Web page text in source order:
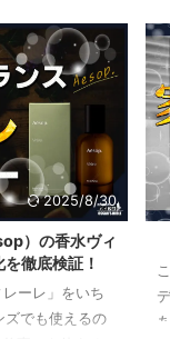
2025/8/30
）の香水ヴィ
徹底検証！
レ」をいち
も使えるの
こ
デ
あ